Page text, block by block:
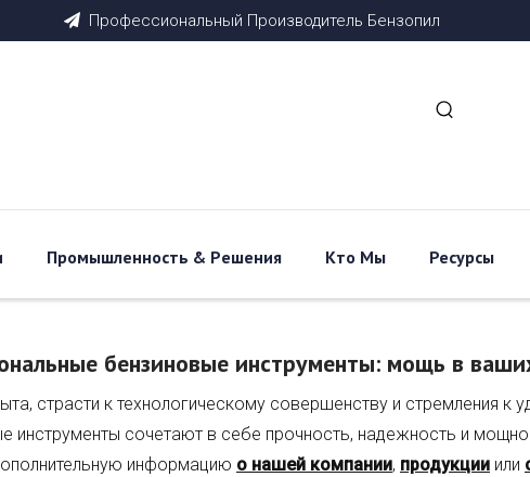
Профессиональный Производитель Бензопил
Промышленность & Pешения Кто Мы Ресурсы
бензиновые инструменты: мощь в
страсти к технологическому совершенству и стремления к
инструменты сочетают в себе прочность, надежность и
информацию о нашей компании, продукции или